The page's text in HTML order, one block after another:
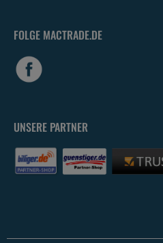
FOLGE MACTRADE.DE
UNSERE PARTNER